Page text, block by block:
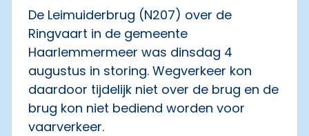
De Leimuiderbrug (N207) over de
Ringvaart in de gemeente
Haarlemmermeer was dinsdag 4
augustus in storing. Wegverkeer kon
daardoor tijdelijk niet over de brug en de
brug kon niet bediend worden voor
vaarverkeer.